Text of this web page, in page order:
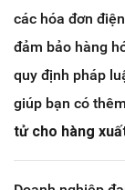
các hóa đơn
đảm bảo hàng
quy định pháp
giúp bạn có
tử cho hàng